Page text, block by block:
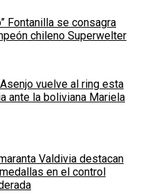
Fontanilla se consagra
chileno Superwelter
Asenjo vuelve al ring esta
ante la boliviana Mariela
Valdivia destacan
en el control